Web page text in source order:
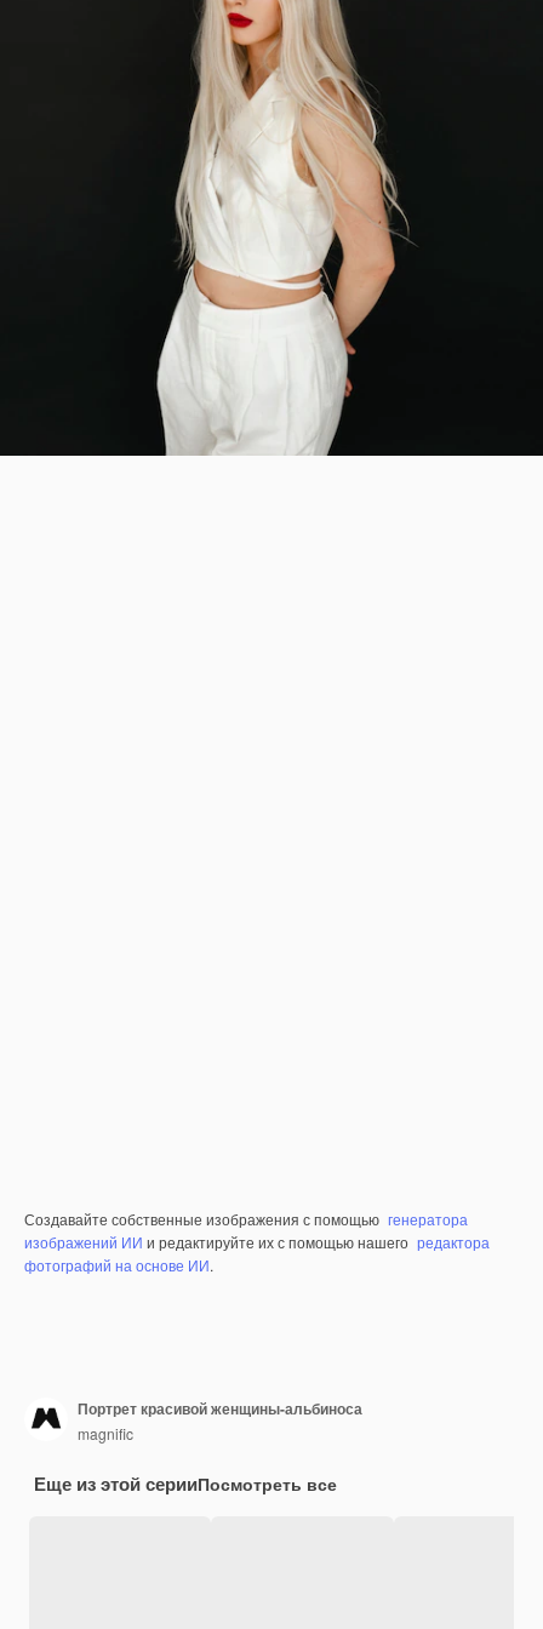
Создавайте собственные изображения с помощью генератора
изображений ИИ и редактируйте их с помощью нашего редактора
фотографий на основе ИИ.
Портрет красивой женщины-альбиноса
magnific
Еще из этой серииПосмотреть все